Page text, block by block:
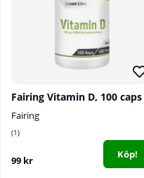
Fairing Vitamin D, 100 caps
Fairing
1
99 kr Köp!